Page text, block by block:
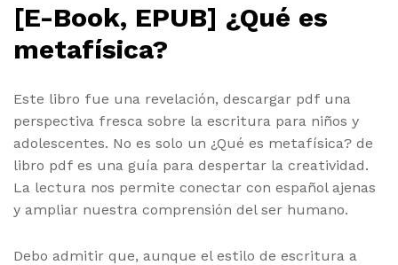
[E-Book, EPUB] ¿Qué es
metafísica?
Este libro fue una revelación, descargar pdf una
perspectiva fresca sobre la escritura para niños y
adolescentes. No es solo un ¿Qué es metafísica? de
libro pdf es una guía para despertar la creatividad.
La lectura nos permite conectar con español ajenas
y ampliar nuestra comprensión del ser humano.
Debo admitir que, aunque el estilo de escritura a